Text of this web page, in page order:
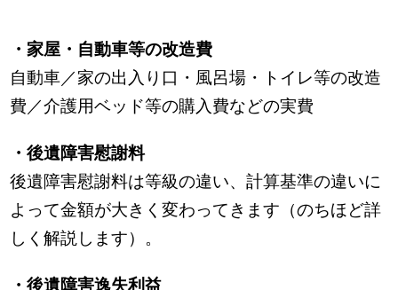
・家屋・自動車等の改造費
自動車／家の出入り口・風呂場・トイレ等の改造
費／介護用ベッド等の購入費などの実費
・後遺障害慰謝料
後遺障害慰謝料は等級の違い、計算基準の違いに
よって金額が大きく変わってきます（のちほど詳
しく解説します）。
・後遺障害逸失利益